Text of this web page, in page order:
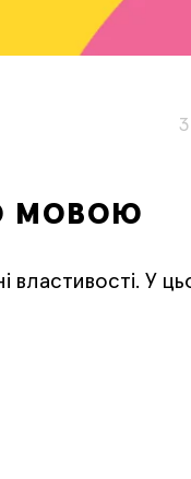
мовою
властивості. У